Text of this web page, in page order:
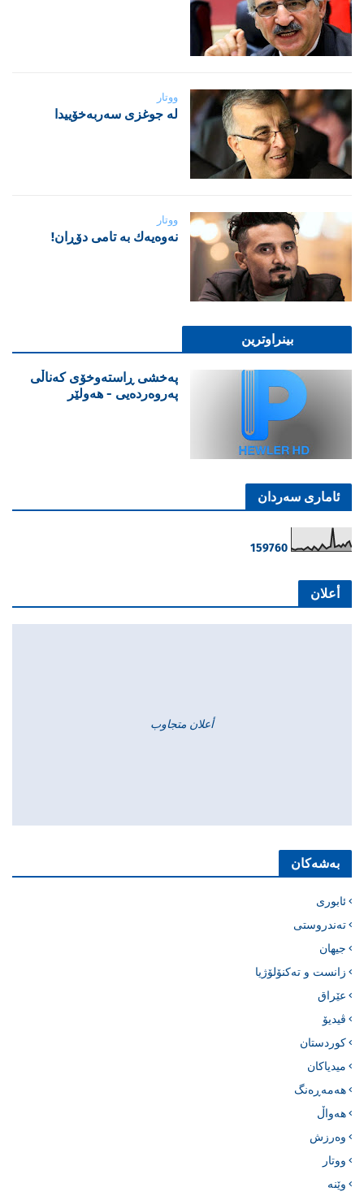
ووتار
لە جوغزی سەربەخۆییدا
ووتار
نه‌وه‌یه‌ك به‌ تامی دۆڕان!
بینراوترین
پەخشی ڕاستەوخۆی کەناڵی
پەروەردەیی - هەولێر
ئاماری سەردان
159760
أعلان
أعلان متجاوب
بەشەکان
ئابوری
تەندروستی
جیهان
زانست و تەکنۆلۆژیا
عێراق
ڤیدیۆ
کوردستان
میدیاکان
هەمەڕەنگ
هەواڵ
وەرزش
ووتار
وێنە